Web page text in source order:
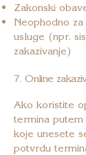
Zakonski
Neophodno
usluge (npr.
zakazivanje)
7. Online
Ako koristite
termina putem
koje unesete
potvrdu